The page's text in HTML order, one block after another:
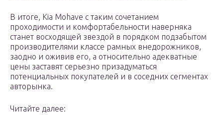
В итоге, Kia Mohave с таким сочетанием
проходимости и комфортабельности наверняка
станет восходящей звездой в порядком подзабытом
производителями классе рамных внедорожников,
заодно и оживив его, а относительно адекватные
цены заставят серьезно призадуматься
потенциальных покупателей и в соседних сегментах
авторынка.
Читайте далее: